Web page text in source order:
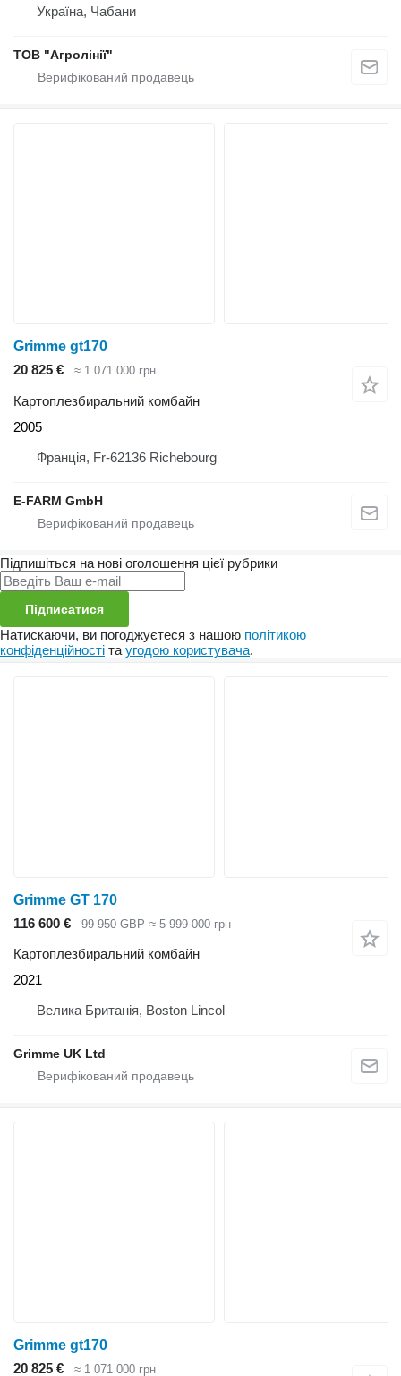
Україна, Чабани
ТОВ "Агролінії"
Grimme gt170
20 825 €
≈ 1 071 000 грн
Картоплезбиральний комбайн
2005
Франція, Fr-62136 Richebourg
E-FARM GmbH
Підпишіться на нові оголошення цієї рубрики
Підписатися
Натискаючи, ви погоджуєтеся з нашою політикою
конфіденційності та угодою користувача.
Grimme GT 170
116 600 €
99 950 GBP ≈ 5 999 000 грн
Картоплезбиральний комбайн
2021
Велика Британія, Boston Lincol
Grimme UK Ltd
Grimme gt170
20 825 €
≈ 1 071 000 грн